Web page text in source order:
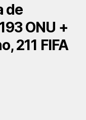
de
ONU +
211 FIFA